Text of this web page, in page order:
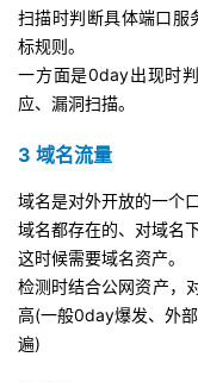
扫描时判断具体端口服
标规则。
一方面是0day出现时
应、漏洞扫描。
3 域名流量
域名是对外开放的一个
域名都存在的、对域名
这时候需要域名资产。
检测时结合公网资产，
高(一般0day爆发、外
遍)